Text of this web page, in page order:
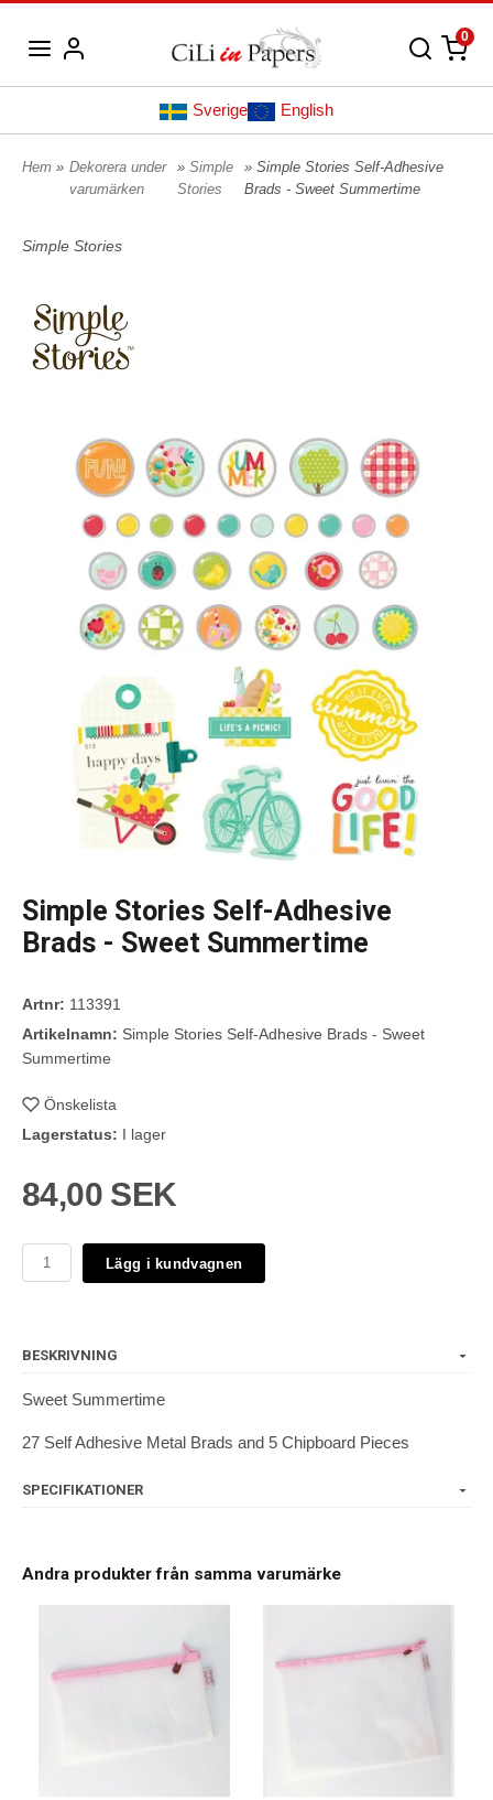
0
Sverige English
Hem » Dekorera under
varumärken
»Simple
Stories
» Simple Stories Self-Adhesive
Brads - Sweet Summertime
Simple Stories
Simple Stories Self-Adhesive
Brads - Sweet Summertime
Artnr: 113391
Artikelnamn: Simple Stories Self-Adhesive Brads - Sweet
Summertime
Önskelista
Lagerstatus: I lager
84,00 SEK
Lägg i kundvagnen
BESKRIVNING
Sweet Summertime
27 Self Adhesive Metal Brads and 5 Chipboard Pieces
SPECIFIKATIONER
Andra produkter från samma varumärke